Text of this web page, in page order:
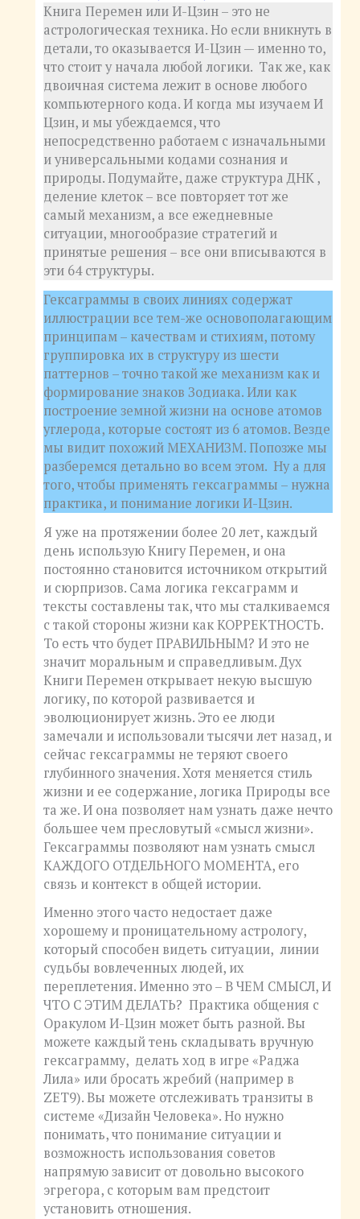
Книга Перемен или И-Цзин – это не
астрологическая техника. Но если вникнуть в
детали, то оказывается И-Цзин — именно то,
что стоит у начала любой логики. Так же, как
двоичная система лежит в основе любого
компьютерного кода. И когда мы изучаем И
Цзин, и мы убеждаемся, что
непосредственно работаем с изначальными
и универсальными кодами сознания и
природы. Подумайте, даже структура ДНК ,
деление клеток – все повторяет тот же
самый механизм, а все ежедневные
ситуации, многообразие стратегий и
принятые решения – все они вписываются в
эти 64 структуры.
Гексаграммы в своих линиях содержат
иллюстрации все тем-же основополагающим
принципам – качествам и стихиям, потому
группировка их в структуру из шести
паттернов – точно такой же механизм как и
формирование знаков Зодиака. Или как
построение земной жизни на основе атомов
углерода, которые состоят из 6 атомов. Везде
мы видит похожий МЕХАНИЗМ. Попозже мы
разберемся детально во всем этом. Ну а для
того, чтобы применять гексаграммы – нужна
практика, и понимание логики И-Цзин.
Я уже на протяжении более 20 лет, каждый
день использую Книгу Перемен, и она
постоянно становится источником открытий
и сюрпризов. Сама логика гексаграмм и
тексты составлены так, что мы сталкиваемся
с такой стороны жизни как КОРРЕКТНОСТЬ.
То есть что будет ПРАВИЛЬНЫМ? И это не
значит моральным и справедливым. Дух
Книги Перемен открывает некую высшую
логику, по которой развивается и
эволюционирует жизнь. Это ее люди
замечали и использовали тысячи лет назад, и
сейчас гексаграммы не теряют своего
глубинного значения. Хотя меняется стиль
жизни и ее содержание, логика Природы все
та же. И она позволяет нам узнать даже нечто
большее чем пресловутый «смысл жизни».
Гексаграммы позволяют нам узнать смысл
КАЖДОГО ОТДЕЛЬНОГО МОМЕНТА, его
связь и контекст в общей истории.
Именно этого часто недостает даже
хорошему и проницательному астрологу,
который способен видеть ситуации, линии
судьбы вовлеченных людей, их
переплетения. Именно это – В ЧЕМ СМЫСЛ, И
ЧТО С ЭТИМ ДЕЛАТЬ? Практика общения с
Оракулом И-Цзин может быть разной. Вы
можете каждый тень складывать вручную
гексаграмму, делать ход в игре «Раджа
Лила» или бросать жребий (например в
ZET9). Вы можете отслеживать транзиты в
системе «Дизайн Человека». Но нужно
понимать, что понимание ситуации и
возможность использования советов
напрямую зависит от довольно высокого
эгрегора, с которым вам предстоит
установить отношения.